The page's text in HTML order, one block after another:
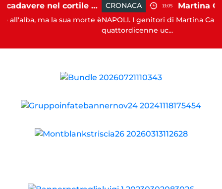
Salerno, cadavere nel cortile di un palazzo: indaga la Polizia
ma la sua morte è
CRONACA 13:05
NAPOLI. I genitori di Martina Carbonaro, la
quattordicenne uc...